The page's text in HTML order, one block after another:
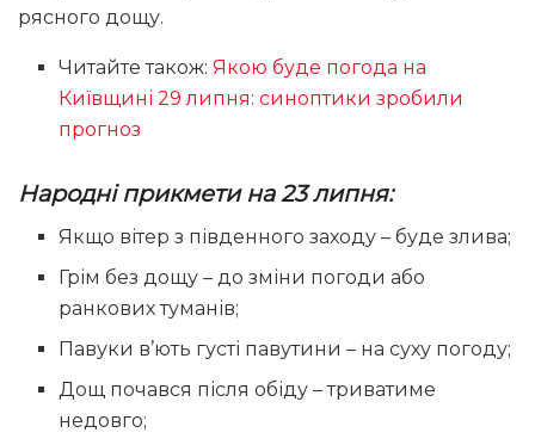
рясного дощу.
Читайте також:Якою буде погода на
Київщині 29 липня: синоптики зробили
прогноз
Народні прикмети на 23 липня:
Якщо вітер з південного заходу – буде злива;
Грім без дощу – до зміни погоди або
ранкових туманів;
Павуки в’ють густі павутини – на суху погоду;
Дощ почався після обіду – триватиме
недовго;